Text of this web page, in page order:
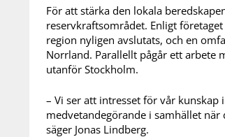
För att stärka den lokala
reservkraftsområdet. Enligt
region nyligen avslutats, och en
Norrland. Parallellt pågår ett arbete
utanför Stockholm.
– Vi ser att intresset för vår
medvetandegörande i samhället
säger Jonas Lindberg.